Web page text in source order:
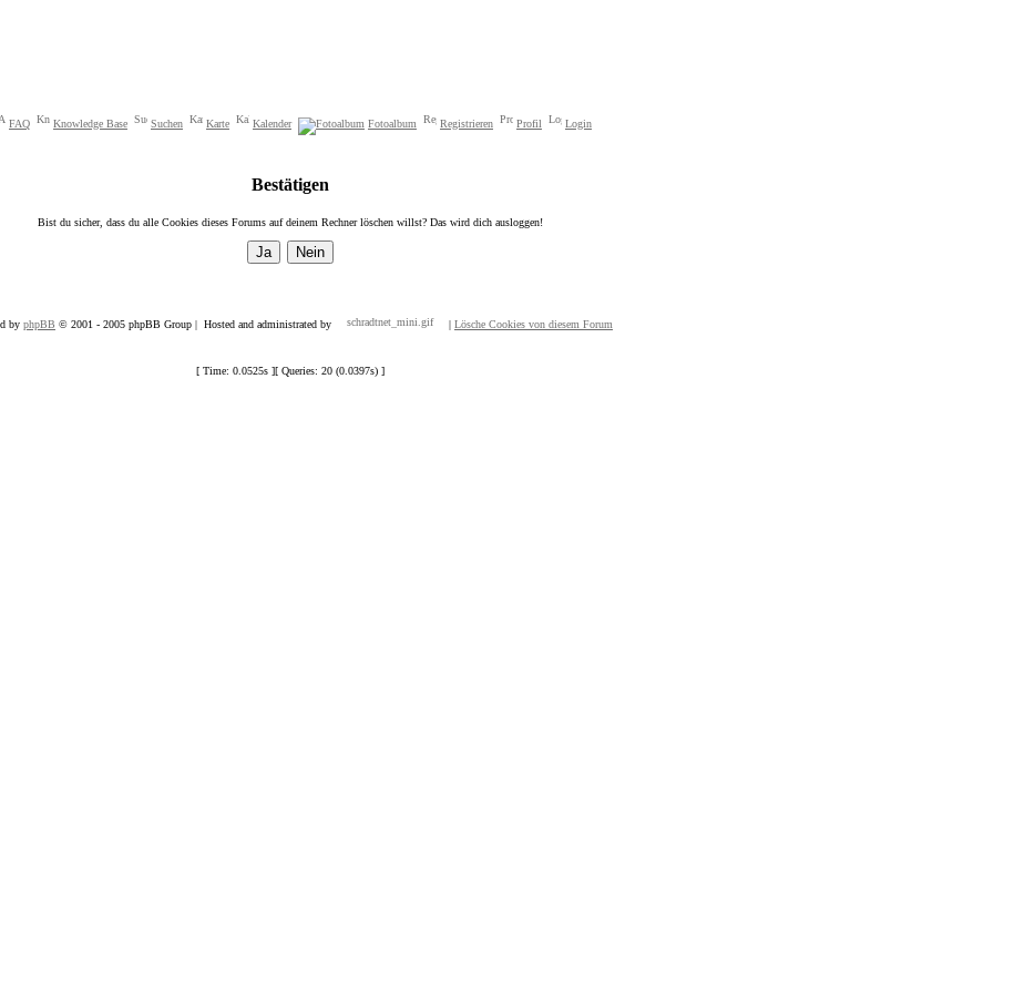
FAQ Knowledge Base Suchen Karte Kalender Fotoalbum Registrieren Profil Login
Bestätigen
Bist du sicher, dass du alle Cookies dieses Forums auf deinem Rechner löschen willst? Das wird dich ausloggen!
by phpBB © 2001 - 2005 phpBB Group | Hosted and administrated by | Lösche Cookies von diesem Forum
[ Time: 0.0525s ][ Queries: 20 (0.0397s) ]